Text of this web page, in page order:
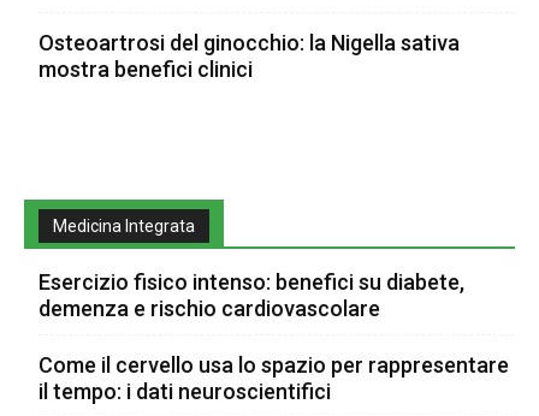
Osteoartrosi del ginocchio: la Nigella sativa
mostra benefici clinici
Medicina Integrata
Esercizio fisico intenso: benefici su diabete,
demenza e rischio cardiovascolare
Come il cervello usa lo spazio per rappresentare
il tempo: i dati neuroscientifici